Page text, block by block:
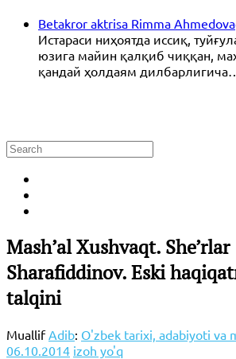
Betakror aktrisa Rimma
Истараси ниҳоятда иссиқ,
юзига майин қалқиб чиққан,
қандай ҳолдаям дилбарлигича…
Mash’al Хushvaqt.
Sharafiddinov. Eski
talqini
Muallif Adib: O'zbek tarixi, adabiyoti va
06.10.2014 izoh yo'q